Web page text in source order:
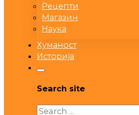
Рецепти
Магазин
Наука
Хуманост
Историја
Search site
Search